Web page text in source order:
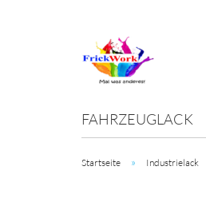
FAHRZEUGLACK
Startseite » Industrielack